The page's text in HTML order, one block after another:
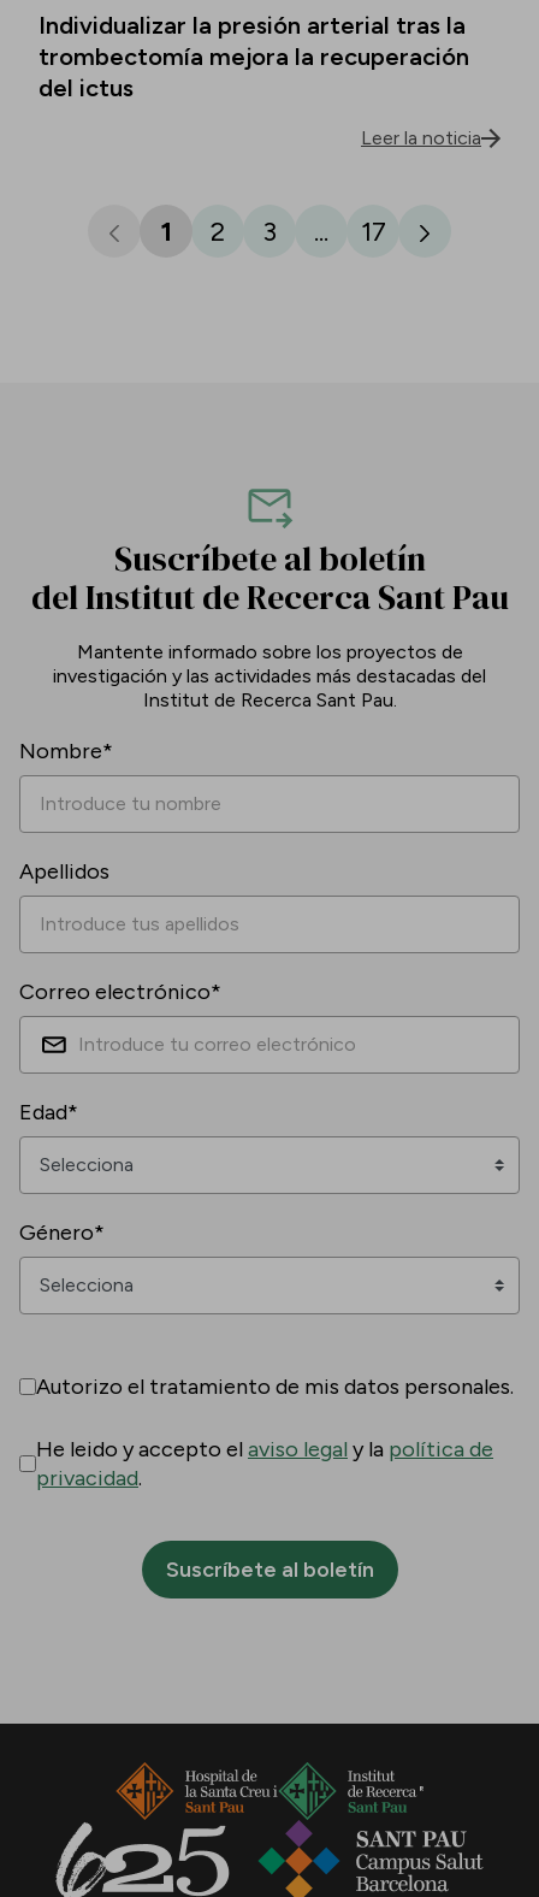
Individualizar la presión arterial tras la
trombectomía mejora la recuperación
del ictus
Leer la noticia
1 2 3 ... 17
Suscríbete al boletín
del Institut de Recerca Sant Pau
Mantente informado sobre los proyectos de
investigación y las actividades más destacadas del
Institut de Recerca Sant Pau.
Nombre*
Apellidos
Correo electrónico*
Edad*
Género*
Autorizo el tratamiento de mis datos personales.
He leido y accepto elaviso legal y la política de
privacidad.
Suscríbete al boletín